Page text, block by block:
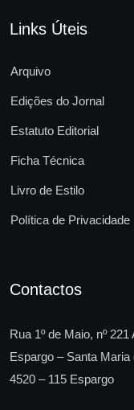
Links Úteis
Arquivo
Edições do Jornal
Estatuto Editorial
Ficha Técnica
Livro de Estilo
Política de Privacidade
Contactos
Rua 1º de Maio, nº 221
Espargo – Santa Maria
4520 – 115 Espargo